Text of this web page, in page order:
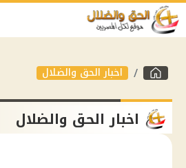
اخبار الحق والضلال
اخبار الحق والضلال